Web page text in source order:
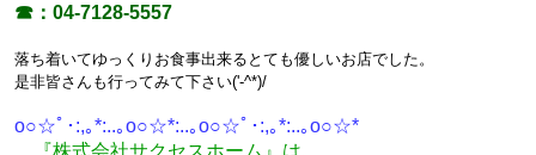
☎：04-7128-5557
落ち着いてゆっくりお食事出来る とても優しいお店でした。
是非皆さんも行ってみて下さい('-^*)/
o○☆ﾟ･:,｡*:..｡o○☆*:..｡o○☆ﾟ･:,｡*:..｡o○☆*
『株式会社サクセスホーム』は、